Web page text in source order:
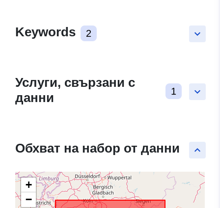
keyboard_arrow_down
Keywords 2
keyboard_arrow_down
Услуги, свързани с
данни
1
keyboard_arrow_up
Обхват на набор от данни
+
−